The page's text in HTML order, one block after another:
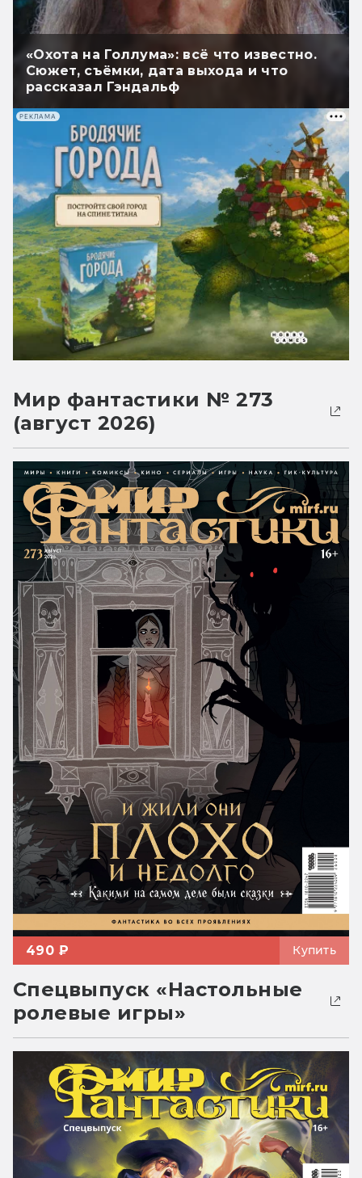
«Охота на Голлума»: всё что известно.
Сюжет, съёмки, дата выхода и что
рассказал Гэндальф
РЕКЛАМА
Мир фантастики № 273
(август 2026)
490 ₽ Купить
Спецвыпуск «Настольные
ролевые игры»